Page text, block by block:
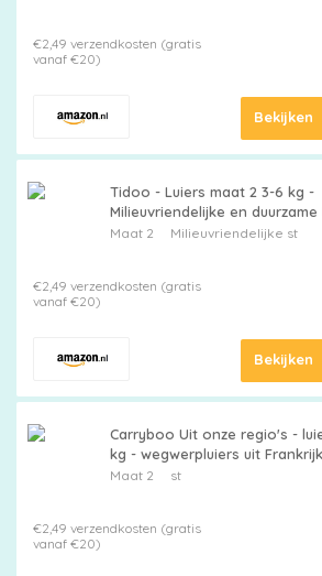
€2,49 verzendkosten (gratis
vanaf €20)
Bekijken
Tidoo - Luiers maat 2 3-6 kg -
Milieuvriendelijke en
Wegwerpverzorging met
Maat 2 Milieuvriendelijke st
€2,49 verzendkosten (gratis
vanaf €20)
Bekijken
Carryboo Uit onze regio's -
kg - wegwerpluiers uit
babyverzorging - lokaal en
Maat 2 st
€2,49 verzendkosten (gratis
vanaf €20)